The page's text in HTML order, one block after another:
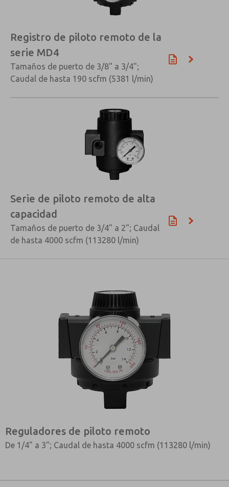
Registro de piloto remoto de la
serie MD4
Tamaños de puerto de 3/8" a 3/4";
Caudal de hasta 190 scfm (5381 l/min)
Serie de piloto remoto de alta
capacidad
Tamaños de puerto de 3/4" a 2"; Caudal
de hasta 4000 scfm (113280 l/min)
Reguladores de piloto remoto
De 1/4" a 3"; Caudal de hasta 4000 scfm (113280 l/min)